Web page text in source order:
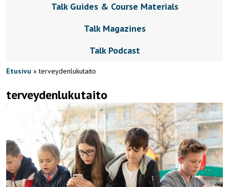
Talk Guides & Course Materials
Talk Magazines
Talk Podcast
Etusivu »terveydenlukutaito
terveydenlukutaito